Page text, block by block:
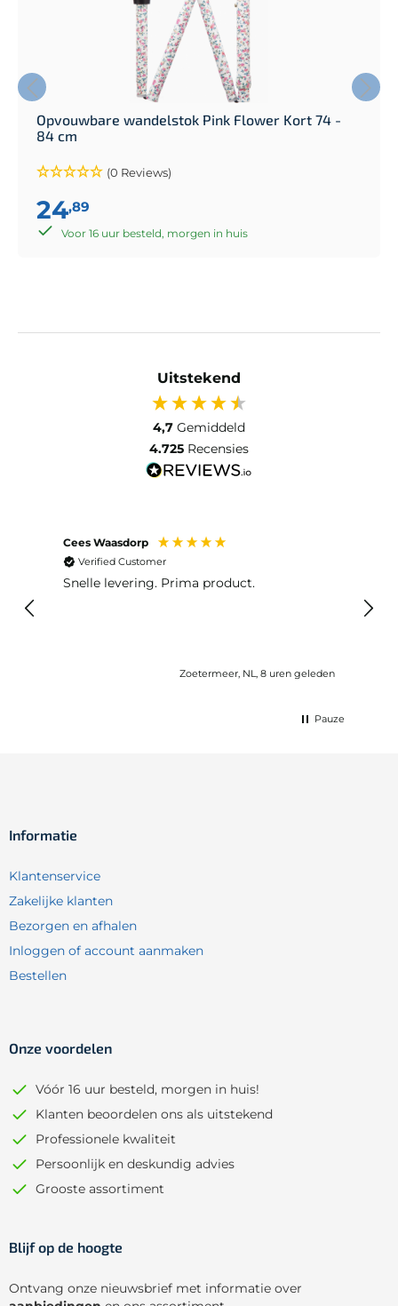
Opvouwbare wandelstok Pink Flower Kort 74 -
84 cm
(0 Reviews)
24,89
Voor 16 uur besteld, morgen in huis
Uitstekend
4,7 Gemiddeld
4.725 Recensies
Cees Waasdorp
Verified Customer
Snelle levering. Prima product.
Zoetermeer, NL, 8 uren geleden
lang
Pauze
Informatie
Klantenservice
Zakelijke klanten
Bezorgen en afhalen
Inloggen of account aanmaken
Bestellen
Onze voordelen
Vóór 16 uur besteld, morgen in huis!
Klanten beoordelen ons als uitstekend
Professionele kwaliteit
Persoonlijk en deskundig advies
Grooste assortiment
Blijf op de hoogte
Ontvang onze nieuwsbrief met informatie over